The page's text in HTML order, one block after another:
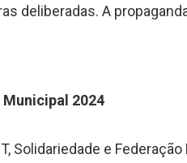
deliberadas. A
2024
Solidariedade e